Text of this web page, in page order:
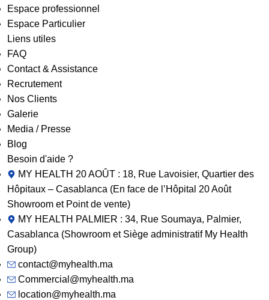
Espace professionnel
Espace Particulier
Liens utiles
FAQ
Contact & Assistance
Recrutement
Nos Clients
Galerie
Media / Presse
Blog
Besoin d'aide ?
MY HEALTH 20 AOÛT : 18, Rue Lavoisier, Quartier des
Hôpitaux – Casablanca (En face de l’Hôpital 20 Août
Showroom et Point de vente)
MY HEALTH PALMIER : 34, Rue Soumaya, Palmier,
Casablanca (Showroom et Siège administratif My Health
Group)
contact@myhealth.ma
Commercial@myhealth.ma
location@myhealth.ma